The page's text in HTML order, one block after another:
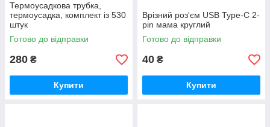
Термоусадкова трубка,
термоусадка, комплект із 530
штук
Готово до відправки
280 ₴
Купити
Врізний роз'єм USB Type-C 2-
pin мама круглий
Готово до відправки
40 ₴
Купити